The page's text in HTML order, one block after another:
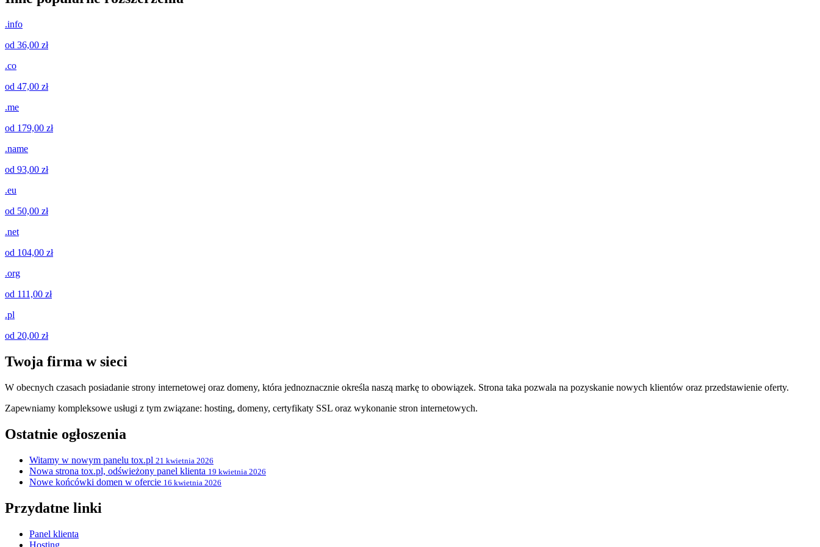
.info
od 36,00 zł
.co
od 47,00 zł
.me
od 179,00 zł
.name
od 93,00 zł
.eu
od 50,00 zł
.net
od 104,00 zł
.org
od 111,00 zł
.pl
od 20,00 zł
Twoja firma w sieci
W obecnych czasach posiadanie strony internetowej oraz domeny, która jednoznacznie określa naszą markę to obowiązek. Strona taka pozwala na pozyskanie nowych klientów oraz przedstawienie oferty.
Zapewniamy kompleksowe usługi z tym związane: hosting, domeny, certyfikaty SSL oraz wykonanie stron internetowych.
Ostatnie ogłoszenia
Witamy w nowym panelu tox.pl 21 kwietnia 2026
Nowa strona tox.pl, odświeżony panel klienta 19 kwietnia 2026
Nowe końcówki domen w ofercie 16 kwietnia 2026
Przydatne linki
Panel klienta
Hosting